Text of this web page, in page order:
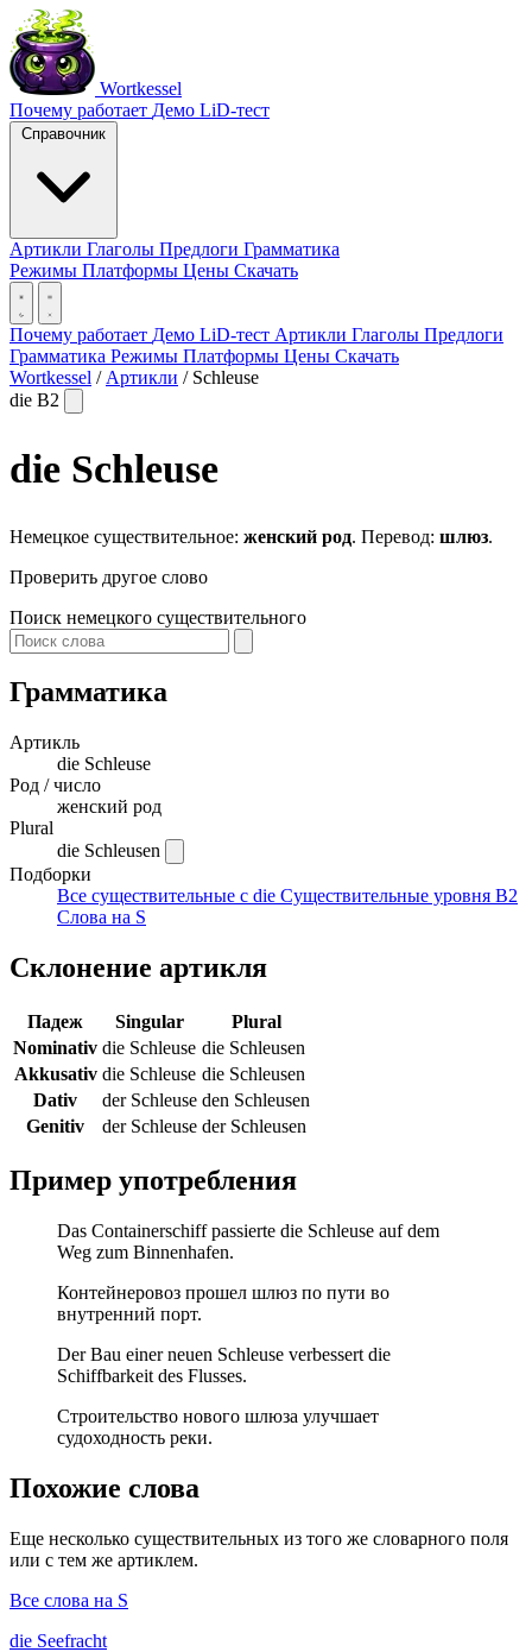
Wortkessel
Почему работает Демо LiD-тест
Справочник
Артикли Глаголы Предлоги Грамматика
Режимы Платформы Цены Скачать
Почему работает Демо LiD-тест Артикли Глаголы Предлоги
Грамматика Режимы Платформы Цены Скачать
Wortkessel / Артикли / Schleuse
die B2
die Schleuse
Немецкое существительное: женский род. Перевод: шлюз.
Проверить другое слово
Поиск немецкого существительного
Грамматика
Артикль
die Schleuse
Род / число
женский род
Plural
die Schleusen
Подборки
Все существительные с die Существительные уровня B2
Слова на S
Склонение артикля
Падеж Singular
Plural
Nominativ die Schleuse die Schleusen
Akkusativ die Schleuse die Schleusen
Dativ
der Schleuse den Schleusen
Genitiv
der Schleuse der Schleusen
Пример употребления
Das Containerschiff passierte die Schleuse auf dem
Weg zum Binnenhafen.
Контейнеровоз прошел шлюз по пути во
внутренний порт.
Der Bau einer neuen Schleuse verbessert die
Schiffbarkeit des Flusses.
Строительство нового шлюза улучшает
судоходность реки.
Похожие слова
Еще несколько существительных из того же словарного поля
или с тем же артиклем.
Все слова на S
die Seefracht